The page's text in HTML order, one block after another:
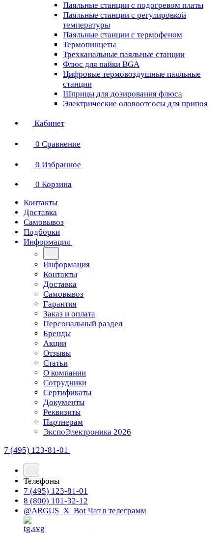
Паяльные станции с подогревом платы
Паяльные станции с регулировкой
температуры
Паяльные станции с термофеном
Термопинцеты
Трехканальные паяльные станции
Флюс для пайки BGA
Цифровые термовоздушные паяльные
станции
Шприцы для дозирования флюса
Электрические оловоотсосы для припоя
Кабинет
0 Сравнение
0 Избранное
0 Корзина
Контакты
Доставка
Самовывоз
Подборки
Информация
Информация
Контакты
Доставка
Самовывоз
Гарантия
Заказ и оплата
Персональный раздел
Бренды
Акции
Отзывы
Статьи
О компании
Сотрудники
Сертификаты
Документы
Реквизиты
Партнерам
ЭкспоЭлектроника 2026
7 (495) 123-81-01
Телефоны
7 (495) 123-81-01
8 (800) 101-32-12
@ARGUS_X_Bot Чат в телеграмм